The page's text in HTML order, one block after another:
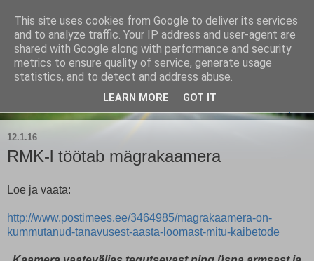
Kärla Jahimeeste Selts
Blogi Saaremaa keskpaiga jahimeeste tegemistest
12.1.16
RMK-l töötab mägrakaamera
Loe ja vaata:
http://www.postimees.ee/3464985/magrakaamera-on-
kummutanud-tanavusest-aasta-loomast-mitu-kaibetode
This site uses cookies from Google to deliver its services
and to analyze traffic. Your IP address and user-agent are
shared with Google along with performance and security
metrics to ensure quality of service, generate usage
statistics, and to detect and address abuse.
LEARN MORE GOT IT